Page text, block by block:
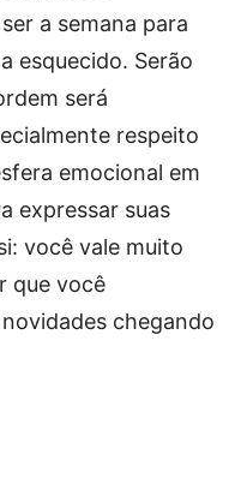
a semana para
esquecido. Serão
será
respeito
emocional em
expressar suas
você vale muito
que você
chegando